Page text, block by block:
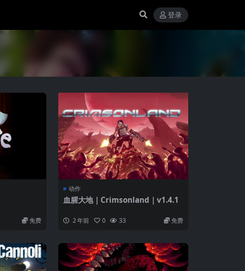
登录
免费
动作
血腥大地｜Crimsonland｜v1.4.1
2 年前 0 33 免费